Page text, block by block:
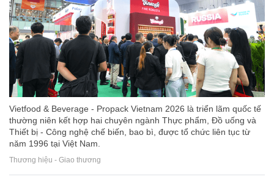
Vietfood & Beverage - Propack Vietnam 2026 là triển lãm quốc tế
thường niên kết hợp hai chuyên ngành Thực phẩm, Đồ uống và
Thiết bị - Công nghệ chế biến, bao bì, được tổ chức liên tục từ
năm 1996 tại Việt Nam.
Thương hiệu - Giao thương